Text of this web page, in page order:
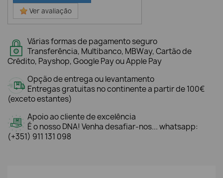
Ver avaliação
Várias formas de pagamento seguro
Transferência, Multibanco, MBWay, Cartão de
Crédito, Payshop, Google Pay ou Apple Pay
Opção de entrega ou levantamento
Entregas gratuitas no continente a partir de 100€
(exceto estantes)
Apoio ao cliente de excelência
É o nosso DNA! Venha desafiar-nos... whatsapp:
(+351) 911 131 098